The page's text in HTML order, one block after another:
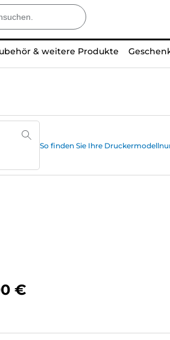
& weitere Produkte
So finden Sie Ihre
€